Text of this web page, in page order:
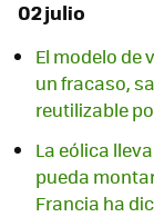
02 julio
El modelo de
un fracaso,
reutilizable
La eólica
pueda
Francia ha